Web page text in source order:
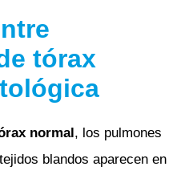
tórax
normal , los pulmones
blandos aparecen en